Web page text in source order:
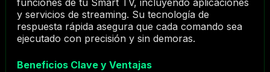
funciones de tu Smart TV, incluyendo aplicaciones
y servicios de streaming. Su tecnología de
respuesta rápida asegura que cada comando sea
ejecutado con precisión y sin demoras.
Beneficios Clave y Ventajas